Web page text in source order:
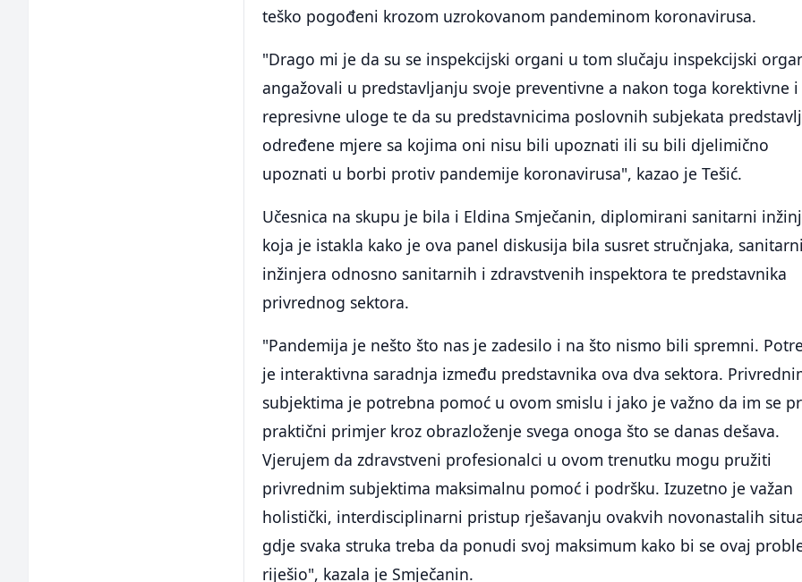
teško pogođeni krozom uzrokovanom pandeminom koronavirusa.
"Drago mi je da su se inspekcijski organi u tom slučaju inspekcijski
angažovali u predstavljanju svoje preventivne a nakon toga korektivne i
represivne uloge te da su predstavnicima poslovnih subjekata
određene mjere sa kojima oni nisu bili upoznati ili su bili djelimično
upoznati u borbi protiv pandemije koronavirusa", kazao je Tešić.
Učesnica na skupu je bila i Eldina Smječanin, diplomirani sanitarni
koja je istakla kako je ova panel diskusija bila susret stručnjaka,
inžinjera odnosno sanitarnih i zdravstvenih inspektora te predstavnika
privrednog sektora.
"Pandemija je nešto što nas je zadesilo i na što nismo bili spremni.
je interaktivna saradnja između predstavnika ova dva sektora.
subjektima je potrebna pomoć u ovom smislu i jako je važno da im se
praktični primjer kroz obrazloženje svega onoga što se danas dešava.
Vjerujem da zdravstveni profesionalci u ovom trenutku mogu pružiti
privrednim subjektima maksimalnu pomoć i podršku. Izuzetno je važan
holistički, interdisciplinarni pristup rješavanju ovakvih novonastalih
gdje svaka struka treba da ponudi svoj maksimum kako bi se ovaj
riješio", kazala je Smječanin.